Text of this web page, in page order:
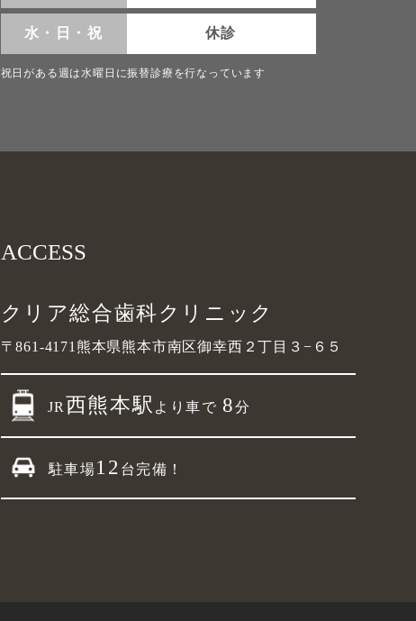
水・日・祝 休診
祝日がある週は水曜日に振替診療を行なっています
ACCESS
クリア総合歯科クリニック
〒861-4171 熊本県熊本市南区御幸西２丁目３−６５
JR 西熊本駅 より車で 8分
駐車場12 台完備！